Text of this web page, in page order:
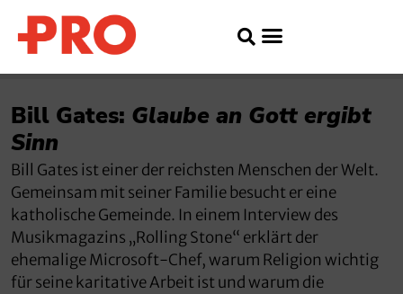
Bill Gates: Glaube an Gott ergibt
Sinn
Bill Gates ist einer der reichsten Menschen der Welt.
Gemeinsam mit seiner Familie besucht er eine
katholische Gemeinde. In einem Interview des
Musikmagazins „Rolling Stone“ erklärt der
ehemalige Microsoft-Chef, warum Religion wichtig
für seine karitative Arbeit ist und warum die